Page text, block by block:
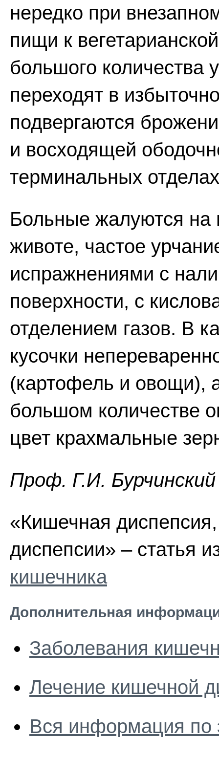
нередко при
пищи к
большого количества
переходят в
подвергаются
и восходящей
терминальных
Больные жалуются на
животе, частое
испражнениями с
поверхности, с
отделением газов. В
кусочки
(картофель и овощи),
большом количестве
цвет крахмальные
Проф. Г.И. Бурчинский
«Кишечная
диспепсии» – статья
кишечника
Дополнительная
Заболевания
Лечение кишечной
Вся информация по